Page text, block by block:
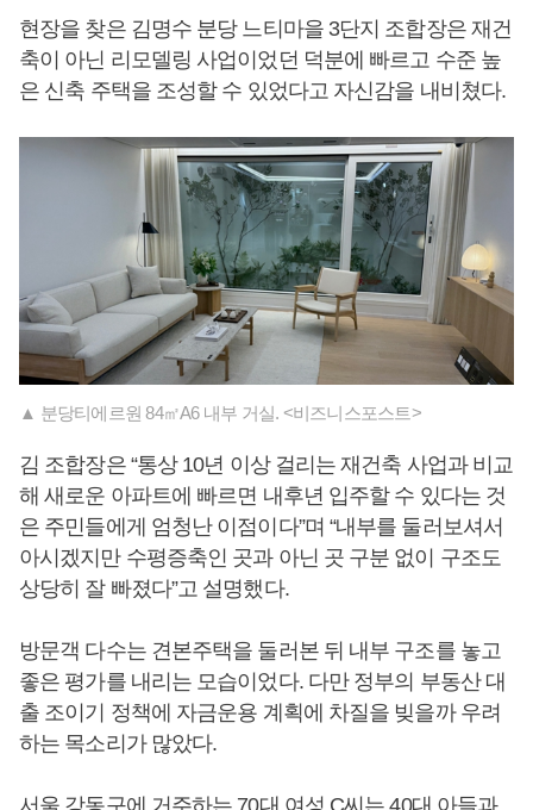
현장을 찾은 김명수 분당 느티마을 3단지 조합장은 재건
축이 아닌 리모델링 사업이었던 덕분에 빠르고 수준 높
은 신축 주택을 조성할 수 있었다고 자신감을 내비쳤다.
▲ 분당티에르원 84㎡A6 내부 거실. <비즈니스포스트>
김 조합장은 “통상 10년 이상 걸리는 재건축 사업과 비교
해 새로운 아파트에 빠르면 내후년 입주할 수 있다는 것
은 주민들에게 엄청난 이점이다”며 “내부를 둘러보셔서
아시겠지만 수평증축인 곳과 아닌 곳 구분 없이 구조도
상당히 잘 빠졌다”고 설명했다.
방문객 다수는 견본주택을 둘러본 뒤 내부 구조를 놓고
좋은 평가를 내리는 모습이었다. 다만 정부의 부동산 대
출 조이기 정책에 자금운용 계획에 차질을 빚을까 우려
하는 목소리가 많았다.
서울 강동구에 거주하는 70대 여성 C씨는 40대 아들과